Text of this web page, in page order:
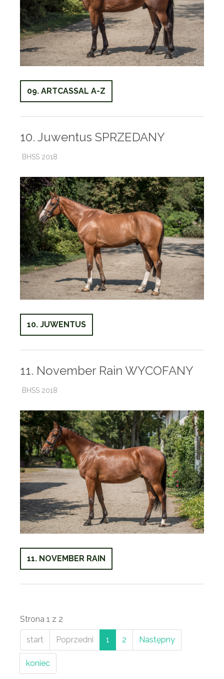
09. ARTCASSAL A-Z
10. Juwentus SPRZEDANY
BHSS 2018
10. JUWENTUS
11. November Rain WYCOFANY
BHSS 2018
11. NOVEMBER RAIN
Strona 1 z 2
start Poprzedni 1 2 Następny
koniec